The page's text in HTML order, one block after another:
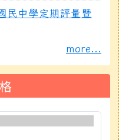
民中學定期評量暨
more...